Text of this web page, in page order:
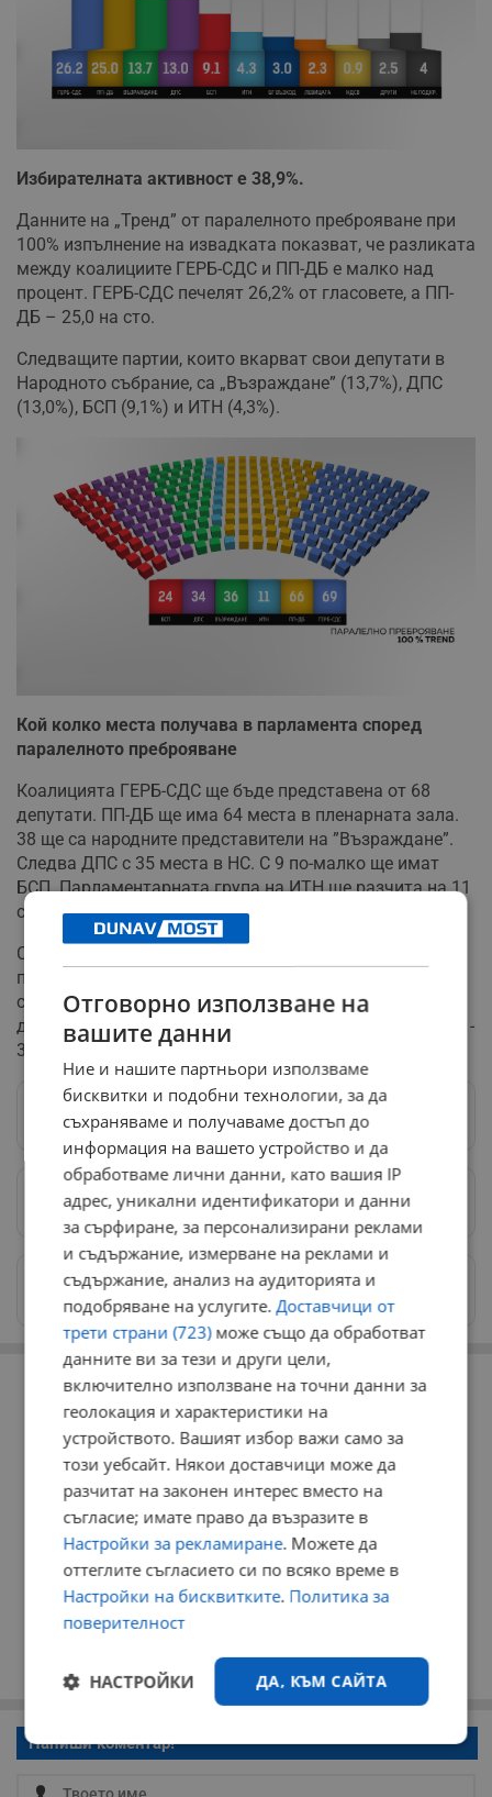
Избирателната активност е 38,9%.
Данните на „Тренд” от паралелното преброяване при
100% изпълнение на извадката показват, че разликата
между коалициите ГЕРБ-СДС и ПП-ДБ е малко над
процент. ГЕРБ-СДС печелят 26,2% от гласовете, а ПП-
ДБ – 25,0 на сто.
Следващите партии, които вкарват свои депутати в
Народното събрание, са „Възраждане” (13,7%), ДПС
(13,0%), БСП (9,1%) и ИТН (4,3%).
Кой колко места получава в парламента според
паралелното преброяване
Коалицията ГЕРБ-СДС ще бъде представена от 68
депутати. ПП-ДБ ще има 64 места в пленарната зала.
38 ще са народните представители на ”Възраждане”.
Следва ДПС с 35 места в НС. С 9 по-малко ще имат
БСП. Парламентарната група на ИТН ще разчита на 11
свои представители.
Според паралелното преброяване на агенция „Тренд”
при 100% изпълнение на извадката в Народното
събрание ще влязат пет партии. ГЕРБ-СДС щеима 69
депутатски банки, ПП-ДБ – 66, „Възраждане” - 36, ДПС -
34, БСП - 24 и ИТН - 11.
Следвай ни в Google News→
Предпочитани източници→
Изпращайте снимки и информация на
news@dunavmost.com
РЕКЛАМА
Напиши коментар!
Отговорно използване на
вашите данни
Ние и нашите партньори използваме
бисквитки и подобни технологии, за да
съхраняваме и получаваме достъп до
информация на вашето устройство и да
обработваме лични данни, като вашия IP
адрес, уникални идентификатори и данни
за сърфиране, за персонализирани реклами
и съдържание, измерване на реклами и
съдържание, анализ на аудиторията и
подобряване на услугите.Доставчици от
трети страни (723)може също да обработват
данните ви за тези и други цели,
включително използване на точни данни за
геолокация и характеристики на
устройството. Вашият избор важи само за
този уебсайт. Някои доставчици може да
разчитат на законен интерес вместо на
съгласие; имате право да възразите в
Настройки за рекламиране. Можете да
оттеглите съгласието си по всяко време в
Настройки на бисквитките. Политика за
поверителност
ДА, КЪМ САЙТА
НАСТРОЙКИ
Строго
необходимо
Ефективност